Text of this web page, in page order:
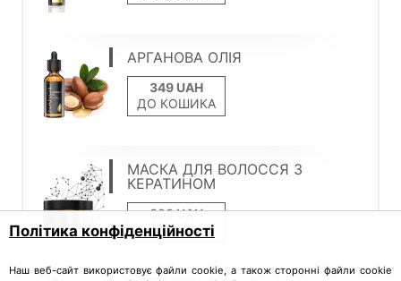
АРГАНОВА ОЛІЯ
ДО КОШИКА
МАСКА ДЛЯ ВОЛОССЯ З
КЕРАТИНОМ
ДО КОШИКА
Політика конфіденційності
Наш веб-сайт використовує файли cookie, а також сторонні файли cookie